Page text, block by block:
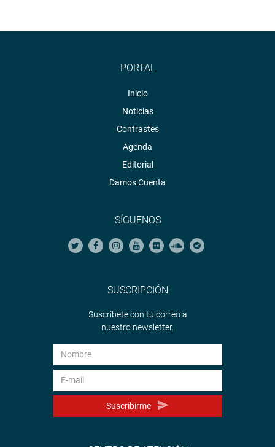
PORTAL
Inicio
Noticias
Contrastes
Agenda
Editorial
Damos Cuenta
SÍGUENOS
SUSCRIPCIÓN
Suscríbete con tu correo a
nuestro newsletter.
Suscribirme